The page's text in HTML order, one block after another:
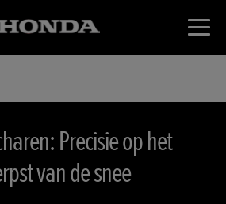
Precisie op het
van de snee